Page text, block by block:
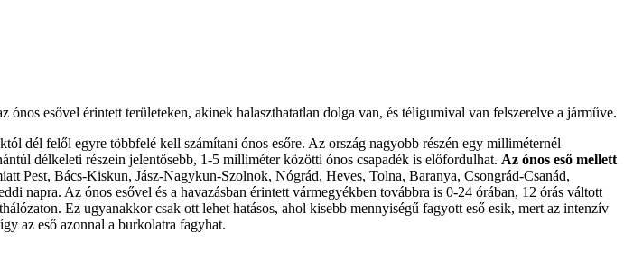
esővel érintett területeken, akinek halaszthatatlan dolga van, és téligumival van felszerelve a járműve.
dél felől egyre többfelé kell számítani ónos esőre. Az ország nagyobb részén egy milliméternél
délkeleti részein jelentősebb, 1-5 milliméter közötti ónos csapadék is előfordulhat. Az ónos eső mellett
Pest, Bács-Kiskun, Jász-Nagykun-Szolnok, Nógrád, Heves, Tolna, Baranya, Csongrád-Csanád,
napra. Az ónos esővel és a havazásban érintett vármegyékben továbbra is 0-24 órában, 12 órás váltott
Ez ugyanakkor csak ott lehet hatásos, ahol kisebb mennyiségű fagyott eső esik, mert az intenzív
az eső azonnal a burkolatra fagyhat.